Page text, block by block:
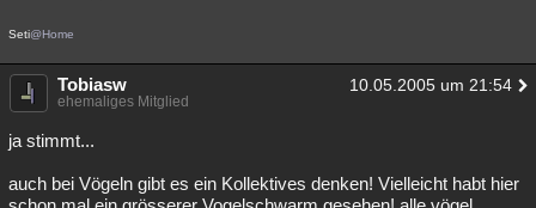
Seti@Home
Tobiasw 10.05.2005 um 21:54
ehemaliges Mitglied
ja stimmt...
auch bei Vögeln gibt es ein Kollektives denken! Vielleicht habt hier